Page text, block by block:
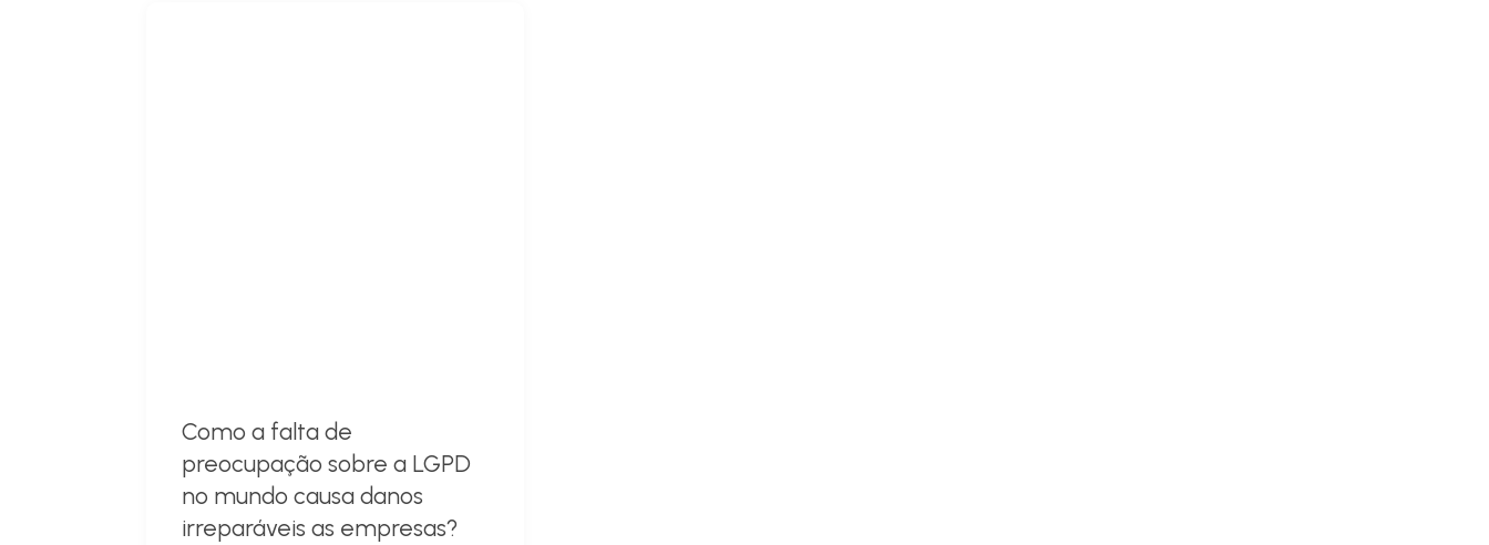
Como a falta de
preocupação sobre a LGPD
no mundo causa danos
irreparáveis as empresas?